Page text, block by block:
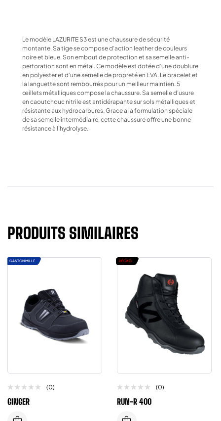
Le modèle LAZURITE S3 est une chaussure de sécurité
montante. Sa tige se compose d’action leather de couleurs
noire et bleue. Son embout de protection et sa semelle anti-
perforation sont en métal. Ce modèle est dotée d’une doublure
en polyester et d’une semelle de propreté en EVA. Le bracelet et
la languette sont rembourrés pour un meilleur maintien. 5
œillets métalliques compose la chaussure. Sa semelle d’usure
en caoutchouc nitrile est antidérapante sur sols métalliques et
résistante aux hydrocarbures. Grace a la formulation spéciale
de sa semelle intermédiaire, cette chaussure offre une bonne
résistance à l’hydrolyse.
PRODUITS SIMILAIRES
GASTON MILLE
(0)
GINGER
HECKEL
(0)
RUN-R 400